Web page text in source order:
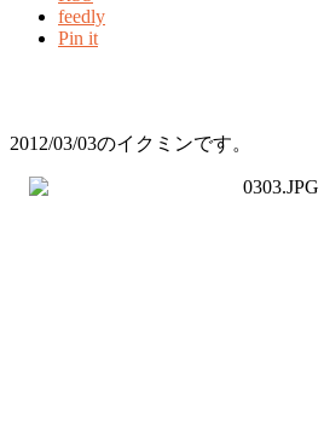
feedly
Pin it
2012/03/03のイクミンです。